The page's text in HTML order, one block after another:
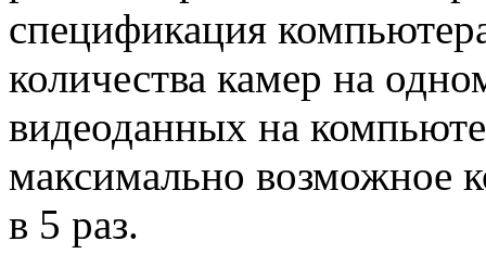
спецификация
количества камер на
видеоданных на
максимально возможное
в 5 раз.